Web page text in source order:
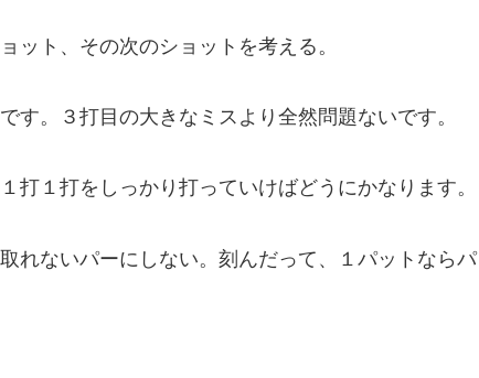
ット、その次のショットを考える。
す。３打目の大きなミスより全然問題ないです。
打１打をしっかり打っていけばどうにかなります。
れないパーにしない。刻んだって、１パットならパ